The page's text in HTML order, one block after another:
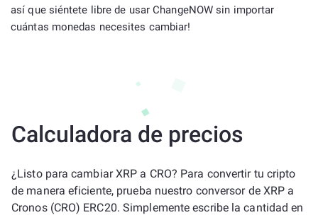
así que siéntete libre de usar ChangeNOW sin importar
cuántas monedas necesites cambiar!
Calculadora de precios
¿Listo para cambiar XRP a CRO? Para convertir tu cripto
de manera eficiente, prueba nuestro conversor de XRP a
Cronos (CRO) ERC20. Simplemente escribe la cantidad en